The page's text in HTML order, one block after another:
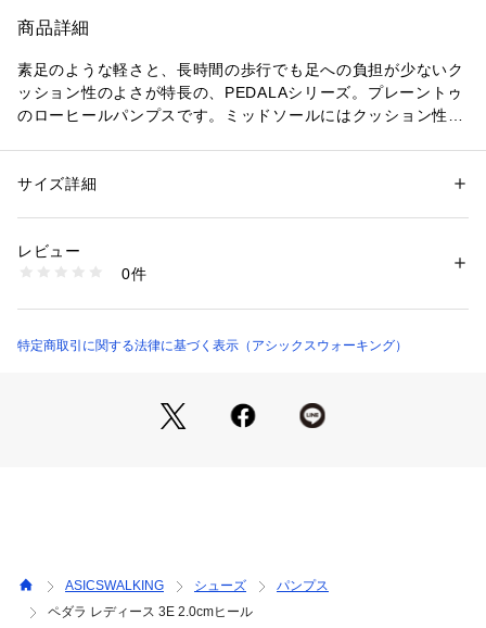
商品詳細
素足のような軽さと、長時間の歩行でも足への負担が少ないク
ッション性のよさが特長の、PEDALAシリーズ。プレーントゥ
のローヒールパンプスです。ミッドソールにはクッション性と
性と安定性を両立。アウターソールには耐摩耗性に優れたAHA
プルなデザインでオンからオフまで、さまざまなシーンに活用
できる一足です。
性別：レディース
素材：本体＝天然皮革（牛革）　アウターソール＝ゴム底
商品番号：
1212A186-200 （ショップ）
サイズ詳細
レビュー
0件
特定商取引に関する法律に基づく表示（アシックスウォーキング）
ASICSWALKING シューズ
パンプス
ペダラ レディース 3E 2.0cmヒール